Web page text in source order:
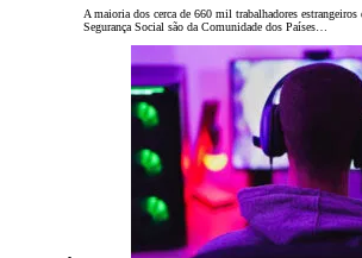
A maioria dos cerca de 660 mil trabalhadores estrangeiros
Segurança Social são da Comunidade dos Países…